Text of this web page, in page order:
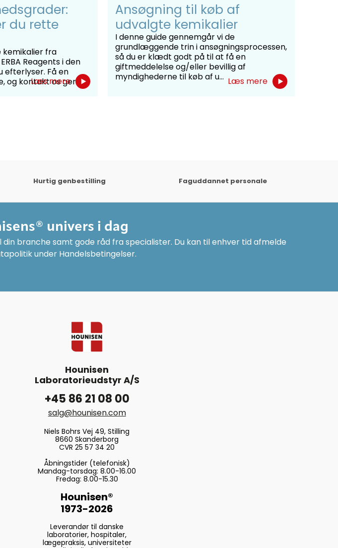
du rette
kemikalier fra
Reagents i den
efterlyser. Få en
og kontakt os gerne
Læs mere
Ansøgning til køb af
udvalgte kemikalier
I denne guide gennemgår vi de
grundlæggende trin i ansøgningsprocessen,
så du er klædt godt på til at få en
giftmeddelelse og/eller bevillig af
myndighederne til køb af u... Læs mere
Hurtig genbestilling Faguddannet personale
univers i dag
branche samt gode råd fra specialister. Du kan til enhver tid afmelde
under Handelsbetingelser.
Hounisen
Laboratorieudstyr A/S
+45 86 21 08 00
salg@hounisen.com
Niels Bohrs Vej 49, Stilling
8660 Skanderborg
CVR 25 57 34 20
Åbningstider (telefonisk)
Mandag-torsdag: 8.00-16.00
Fredag: 8.00-15.30
Hounisen®
1973-2026
Leverandør til danske
laboratorier, hospitaler,
lægepraksis, universiteter